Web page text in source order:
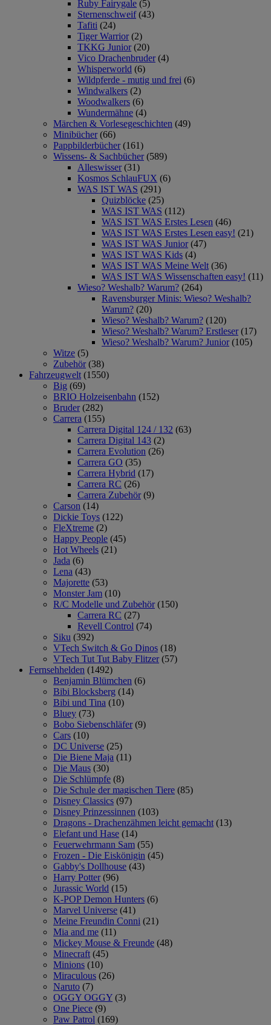
Ruby Fairygale (5)
Sternenschweif (43)
Tafiti (24)
Tiger Warrior (2)
TKKG Junior (20)
Vico Drachenbruder (4)
Whisperworld (6)
Wildpferde - mutig und frei (6)
Windwalkers (2)
Woodwalkers (6)
Wundermähne (4)
Märchen & Vorlesegeschichten (49)
Minibücher (66)
Pappbilderbücher (161)
Wissens- & Sachbücher (589)
Alleswisser (31)
Kosmos SchlauFUX (6)
WAS IST WAS (291)
Quizblöcke (25)
WAS IST WAS (112)
WAS IST WAS Erstes Lesen (46)
WAS IST WAS Erstes Lesen easy! (21)
WAS IST WAS Junior (47)
WAS IST WAS Kids (4)
WAS IST WAS Meine Welt (36)
WAS IST WAS Wissenschaften easy! (11)
Wieso? Weshalb? Warum? (264)
Ravensburger Minis: Wieso? Weshalb?
Warum? (20)
Wieso? Weshalb? Warum? (120)
Wieso? Weshalb? Warum? Erstleser (17)
Wieso? Weshalb? Warum? Junior (105)
Witze (5)
Zubehör (38)
Fahrzeugwelt (1550)
Big (69)
BRIO Holzeisenbahn (152)
Bruder (282)
Carrera (155)
Carrera Digital 124 / 132 (63)
Carrera Digital 143 (2)
Carrera Evolution (26)
Carrera GO (35)
Carrera Hybrid (17)
Carrera RC (26)
Carrera Zubehör (9)
Carson (14)
Dickie Toys (122)
FleXtreme (2)
Happy People (45)
Hot Wheels (21)
Jada (6)
Lena (43)
Majorette (53)
Monster Jam (10)
R/C Modelle und Zubehör (150)
Carrera RC (27)
Revell Control (74)
Siku (392)
VTech Switch & Go Dinos (18)
VTech Tut Tut Baby Flitzer (57)
Fernsehhelden (1492)
Benjamin Blümchen (6)
Bibi Blocksberg (14)
Bibi und Tina (10)
Bluey (73)
Bobo Siebenschläfer (9)
Cars (10)
DC Universe (25)
Die Biene Maja (11)
Die Maus (30)
Die Schlümpfe (8)
Die Schule der magischen Tiere (85)
Disney Classics (97)
Disney Prinzessinnen (103)
Dragons - Drachenzähmen leicht gemacht (13)
Elefant und Hase (14)
Feuerwehrmann Sam (55)
Frozen - Die Eiskönigin (45)
Gabby's Dollhouse (43)
Harry Potter (96)
Jurassic World (15)
K-POP Demon Hunters (6)
Marvel Universe (41)
Meine Freundin Conni (21)
Mia and me (11)
Mickey Mouse & Freunde (48)
Minecraft (45)
Minions (10)
Miraculous (26)
Naruto (7)
OGGY OGGY (3)
One Piece (9)
Paw Patrol (169)